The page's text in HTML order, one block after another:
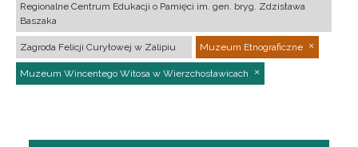
Regionalne Centrum Edukacji o Pamięci im. gen. bryg. Zdzisława
Baszaka
Zagroda Felicji Curyłowej w Zalipiu Muzeum Etnograficzne
Muzeum Wincentego Witosa w Wierzchosławicach